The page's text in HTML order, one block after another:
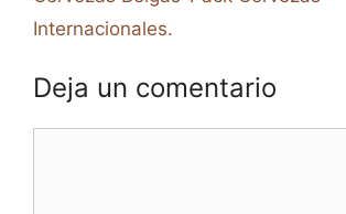
Internacionales.
Deja un comentario